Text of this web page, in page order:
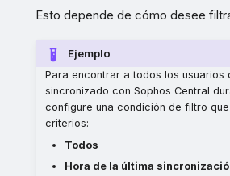
Esto depende de cómo desee
Ejemplo
Para encontrar a todos los usuarios
sincronizado con Sophos Central
configure una condición de filtro
criterios:
Todos
Hora de la última